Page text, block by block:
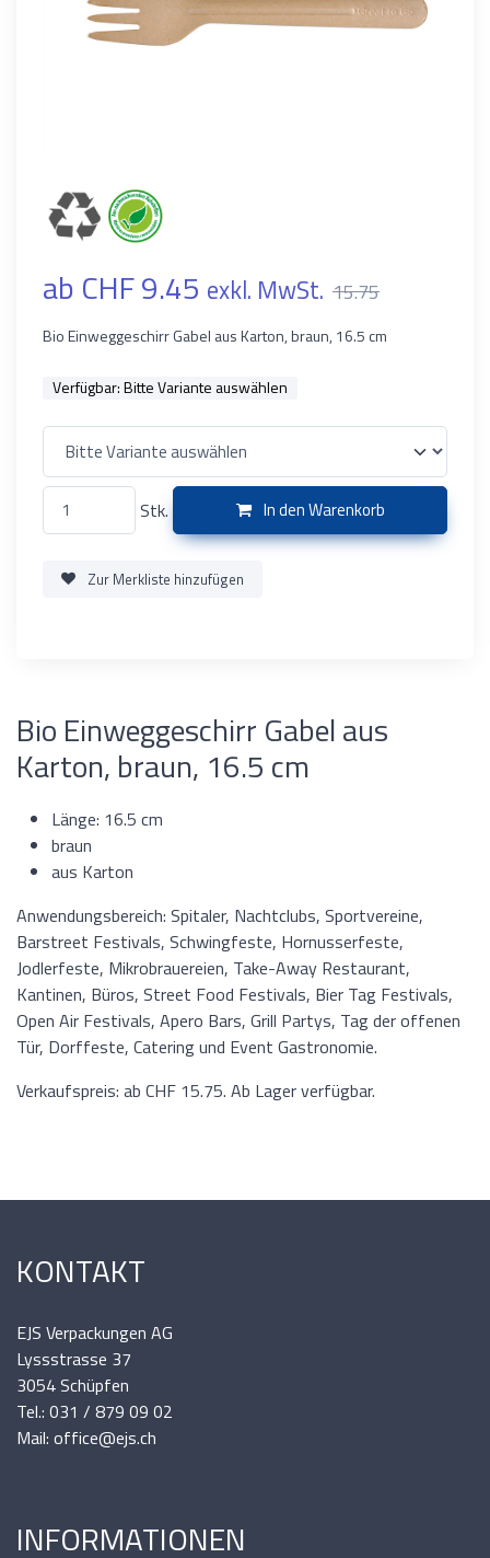
ab CHF 9.45 exkl. MwSt. 15.75
Bio Einweggeschirr Gabel aus Karton, braun, 16.5 cm
Verfügbar:Bitte Variante auswählen
Stk. In den Warenkorb
Zur Merkliste hinzufügen
Bio Einweggeschirr Gabel aus
Karton, braun, 16.5 cm
Länge: 16.5 cm
braun
aus Karton
Anwendungsbereich: Spitaler, Nachtclubs, Sportvereine,
Barstreet Festivals, Schwingfeste, Hornusserfeste,
Jodlerfeste, Mikrobrauereien, Take-Away Restaurant,
Kantinen, Büros, Street Food Festivals, Bier Tag Festivals,
Open Air Festivals, Apero Bars, Grill Partys, Tag der offenen
Tür, Dorffeste, Catering und Event Gastronomie.
Verkaufspreis: ab CHF 15.75. Ab Lager verfügbar.
KONTAKT
EJS Verpackungen AG
Lyssstrasse 37
3054 Schüpfen
Tel.: 031 / 879 09 02
Mail: office@ejs.ch
INFORMATIONEN